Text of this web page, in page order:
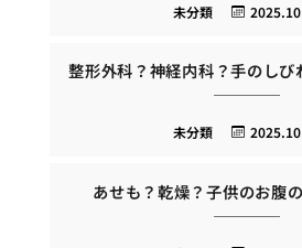
未分類
整形外科？神経内科？手のしび
未分類
あせも？乾燥？子供のお腹